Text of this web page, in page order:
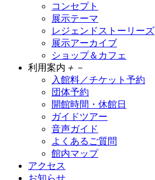
コンセプト
展示テーマ
レジェンドストーリーズ
展示アーカイブ
ショップ＆カフェ
利用案内 ＋ －
入館料／チケット予約
団体予約
開館時間・休館日
ガイドツアー
音声ガイド
よくあるご質問
館内マップ
アクセス